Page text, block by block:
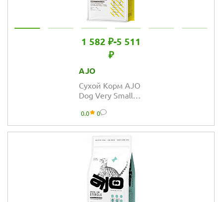
1 582 ₽-5 511
₽
AJO
Сухой Корм AJO
Dog Very Small
гречкой для
щенков
миниатюрных
0.0 0